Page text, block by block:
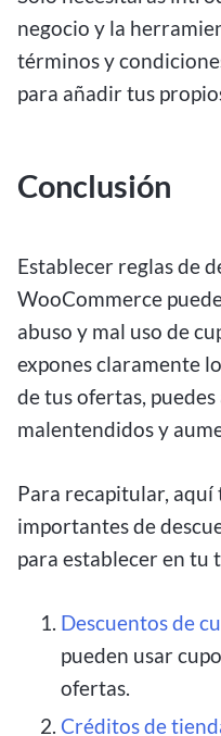
negocio y la
términos y
para añadir tus
Conclusión
Establecer reglas de
WooCommerce
abuso y mal uso de
expones claramente
de tus ofertas,
malentendidos y
Para recapitular, aquí
importantes de
para establecer en tu
Descuentos de
pueden usar
ofertas.
Créditos de